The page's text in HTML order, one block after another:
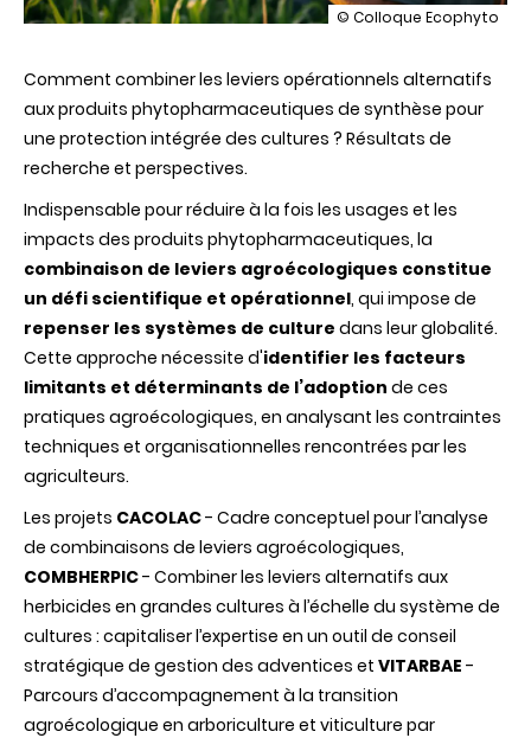
illustration
:
comment
combiner
les
pour
une
protection
durable
des
cultures
?
© Colloque Ecophyto
Comment combiner les leviers opérationnels alternatifs
aux produits phytopharmaceutiques de synthèse pour
une protection intégrée des cultures ? Résultats de
recherche et perspectives.
Indispensable pour réduire à la fois les usages et les
impacts des produits phytopharmaceutiques, la
combinaison de leviers agroécologiques constitue
un défi scientifique et opérationnel, qui impose de
repenser les systèmes de culture dans leur globalité.
Cette approche nécessite d'identifier les facteurs
limitants et déterminants de l’adoption de ces
pratiques agroécologiques, en analysant les contraintes
techniques et organisationnelles rencontrées par les
agriculteurs.
Les projets CACOLAC- Cadre conceptuel pour l’analyse
de combinaisons de leviers agroécologiques,
COMBHERPIC- Combiner les leviers alternatifs aux
herbicides en grandes cultures à l’échelle du système de
cultures : capitaliser l’expertise en un outil de conseil
stratégique de gestion des adventices et VITARBAE -
Parcours d’accompagnement à la transition
agroécologique en arboriculture et viticulture par